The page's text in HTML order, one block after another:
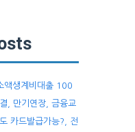
액생계비대출 100
, 만기연장, 금융교
카드발급가능?, 전